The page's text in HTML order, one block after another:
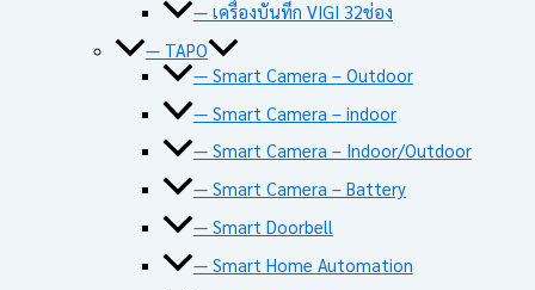
— เครื่องบันทึก VIGI 32ช่อง
— TAPO
— Smart Camera – Outdoor
— Smart Camera – indoor
— Smart Camera – Indoor/Outdoor
— Smart Camera – Battery
— Smart Doorbell
— Smart Home Automation